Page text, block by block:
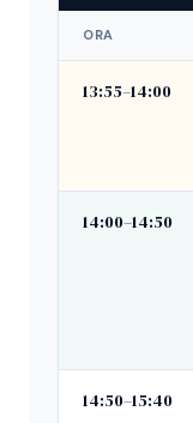
ORA
13:55–14:00
14:00–14:50
14:50–15:40